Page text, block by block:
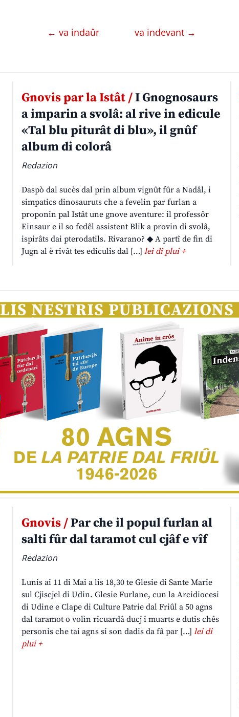
← va indaûr va indevant →
Gnovis par la Istât /I Gnognosaurs
a imparin a svolâ: al rive in edicule
«Tal blu piturât di blu», il gnûf
album di colorâ
Redazion
Daspò dal sucès dal prin album vignût fûr a Nadâl, i
simpatics dinosauruts che a fevelin par furlan a
proponin pal Istât une gnove aventure: il professôr
Einsaur e il so fedêl assistent Blik a provin di svolâ,
ispirâts dai pterodatils. Rivarano? ◆ A partî de fin di
Jugn al è rivât tes ediculis dal […] lei di plui +
Gnovis /Par che il popul furlan al
salti fûr dal taramot cul cjâf e vîf
Redazion
Lunis ai 11 di Mai a lis 18,30 te Glesie di Sante Marie
sul Cjiscjel di Udin. Glesie Furlane, cun la Arcidiocesi
di Udine e Clape di Culture Patrie dal Friûl a 50 agns
dal taramot o volìn ricuardâ ducj i muarts e dutis chês
personis che tai agns si son dadis da fâ par […] lei di
plui +